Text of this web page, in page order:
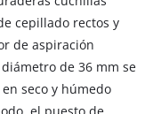
cepillado rectos y
de aspiración
de 36 mm se
seco y húmedo